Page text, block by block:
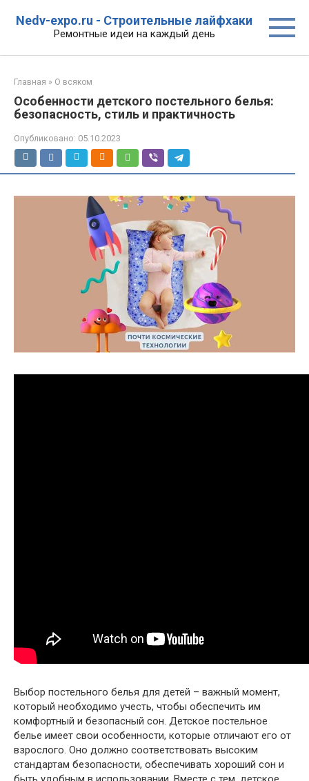
Nedv-expo.ru - Строительные лайфхаки
Ремонтные идеи на каждый день
Главная » О всяком
Особенности детского постельного белья:
безопасность, стиль и практичность
Опубликовано: 05.10.2023
Выбор постельного белья для детей – важный момент,
который необходимо учесть, чтобы обеспечить им
комфортный и безопасный сон. Детское постельное
белье имеет свои особенности, которые отличают его от
взрослого. Оно должно соответствовать высоким
стандартам безопасности, обеспечивать хороший сон и